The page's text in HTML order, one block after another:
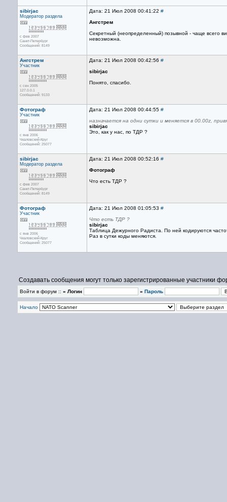
sibirjac
Модератор раздела
с фев 2007
Санкт-Петербург
Сообщений: 8149
Дата: 21 Июл 2008 00:41:22 #
Ангстрем
Секретный (неопределенный) позывной - чаще всего
невозможна.
Ангстрем
Участник
с сен 2005
127.0.0.1
Сообщений: 9133
Дата: 21 Июл 2008 00:42:56 #
sibirjac
Понято, спасибо.
Фотограф
Участник
с янв 2006
Чкаловский-Круг
Сообщений: 25077
Дата: 21 Июл 2008 00:44:55 #
назначается на одни сутки и меняется в 00.00z,
sibirjac
Это, как у нас, по ТДР ?
sibirjac
Модератор раздела
с фев 2007
Санкт-Петербург
Сообщений: 8149
Дата: 21 Июл 2008 00:52:16 #
Фотограф
Что есть ТДР ?
Фотограф
Участник
с янв 2006
Чкаловский-Круг
Сообщений: 25077
Дата: 21 Июл 2008 01:05:53 #
Что есть ТДР ?
sibirjac
Таблица Дежурного Радиста. По ней кодируются
Раз в сутки коды меняются.
Создавать сообщения могут только зарегистрированные участники
Войти в форум :: » Логин » Пароль
Начало